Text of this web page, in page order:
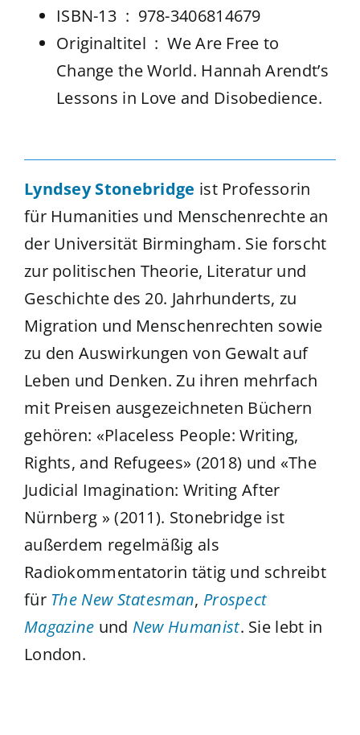
ISBN-13 ‏ : ‎ 978-3406814679
Originaltitel ‏ : ‎We Are Free to
Change the World. Hannah Arendt’s
Lessons in Love and Disobedience.
Lyndsey Stonebridge ist Professorin
für Humanities und Menschenrechte an
der Universität Birmingham. Sie forscht
zur politischen Theorie, Literatur und
Geschichte des 20. Jahrhunderts, zu
Migration und Menschenrechten sowie
zu den Auswirkungen von Gewalt auf
Leben und Denken. Zu ihren mehrfach
mit Preisen ausgezeichneten Büchern
gehören: «Placeless People: Writing,
Rights, and Refugees» (2018) und «The
Judicial Imagination: Writing After
Nürnberg » (2011). Stonebridge ist
außerdem regelmäßig als
Radiokommentatorin tätig und schreibt
fürThe New Statesman, Prospect
Magazine und New Humanist. Sie lebt in
London.